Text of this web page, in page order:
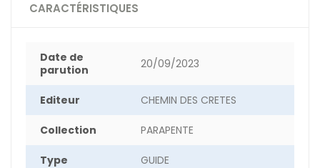
CARACTÉRISTIQUES
Date de
parution
20/09/2023
Editeur CHEMIN DES CRETES
Collection PARAPENTE
Type GUIDE